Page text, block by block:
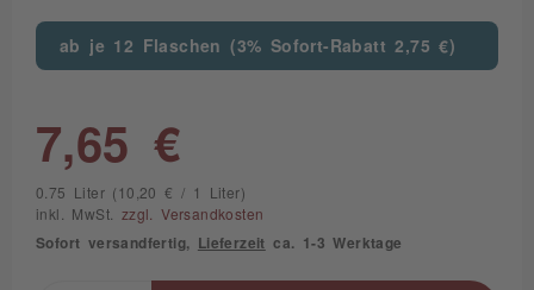
ab je 12 Flaschen (3% Sofort-Rabatt 2,75 €)
7,65 €
0.75 Liter (10,20 € / 1 Liter)
inkl. MwSt. zzgl. Versandkosten
Sofort versandfertig, Lieferzeit ca. 1-3 Werktage